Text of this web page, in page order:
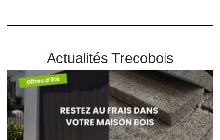
Actualités Trecobois